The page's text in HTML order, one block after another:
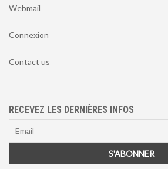
Webmail
Connexion
Contact us
RECEVEZ LES DERNIÈRES INFOS